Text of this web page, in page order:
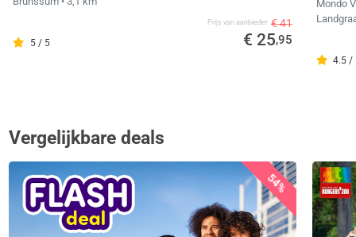
5 / 5
Prijs van aanbieder € 41
€ 25,95
Mondo
4.5 /
Vergelijkbare deals
54%